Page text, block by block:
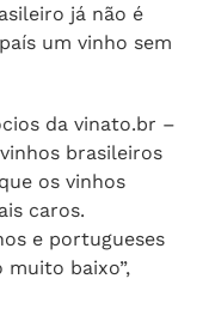
já não é
um vinho sem
da vinato.br –
brasileiros
os vinhos
caros.
e portugueses
baixo”,